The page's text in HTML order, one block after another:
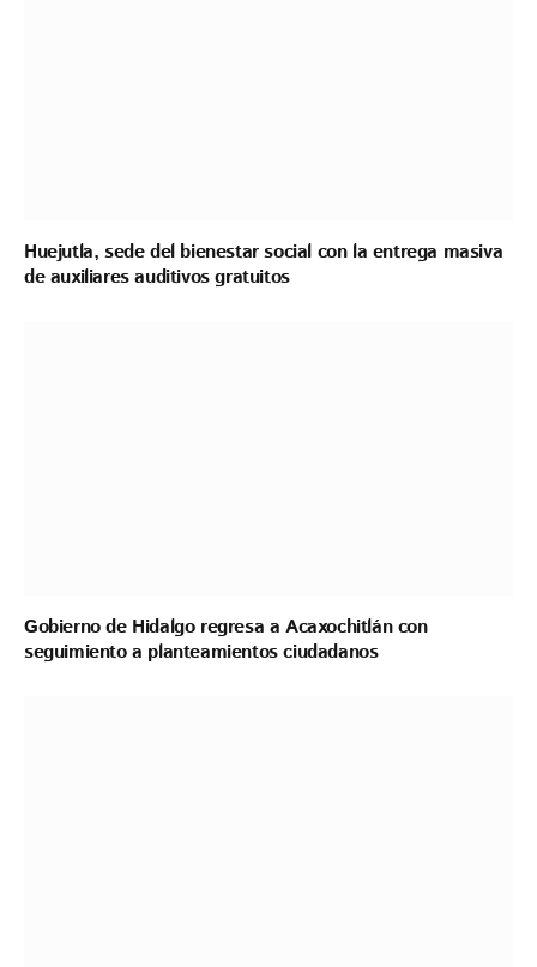
Huejutla, sede del bienestar social con la entrega masiva
de auxiliares auditivos gratuitos
Gobierno de Hidalgo regresa a Acaxochitlán con
seguimiento a planteamientos ciudadanos